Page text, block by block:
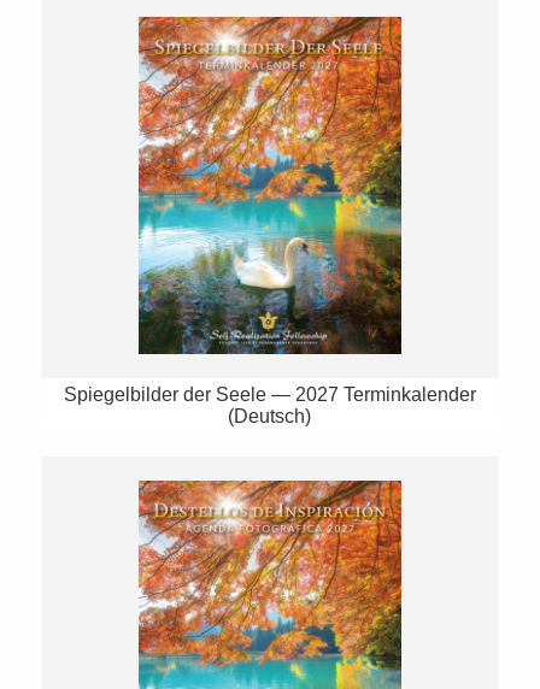
Spiegelbilder der Seele — 2027 Terminkalender
(Deutsch)